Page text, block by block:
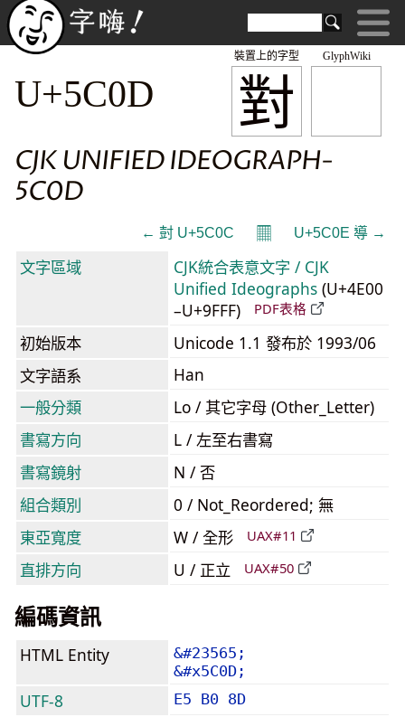
GlyphWiki
對
裝置上的字型
U+5C0D
CJK UNIFIED IDEOGRAPH-
5C0D
← 尌 U+5C0C 𝄜 U+5C0E 導 →
文字區域
CJK統合表意文字 / CJK
Unified Ideographs (U+4E00
–U+9FFF)
PDF表格
初始版本
Unicode 1.1 發布於 1993/06
文字語系
Han
一般分類
Lo / 其它字母 (Other_Letter)
書寫方向
L / 左至右書寫
書寫鏡射
N / 否
組合類別
0 / Not_Reordered; 無
東亞寬度
W / 全形 UAX#11
直排方向 U / 正立 UAX#50
編碼資訊
HTML Entity
&#23565;
&#x5C0D;
UTF-8 E5 B0 8D